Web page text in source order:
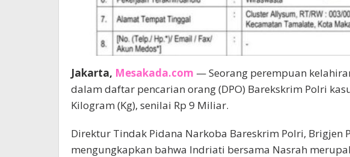
Jakarta, Mesakada.com — Seorang perempuan
dalam daftar pencarian orang (DPO) Barekskrim Polri
Kilogram (Kg), senilai Rp 9 Miliar.
Direktur Tindak Pidana Narkoba Bareskrim Polri, Brigjen
mengungkapkan bahwa Indriati bersama Nasrah